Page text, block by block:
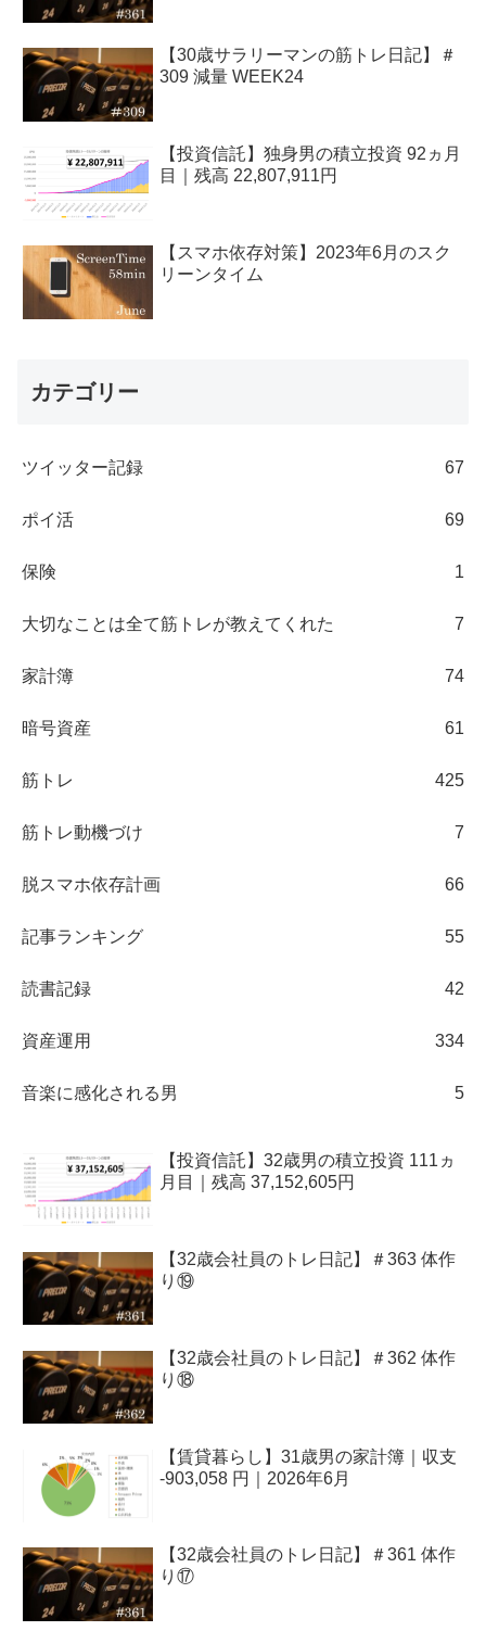
【30歳サラリーマンの筋トレ日記】＃
309 減量 WEEK24
【投資信託】独身男の積立投資 92ヵ月
目｜残高 22,807,911円
【スマホ依存対策】2023年6月のスク
リーンタイム
カテゴリー
ツイッター記録 67
ポイ活 69
保険 1
大切なことは全て筋トレが教えてくれた 7
家計簿 74
暗号資産 61
筋トレ 425
筋トレ動機づけ 7
脱スマホ依存計画 66
記事ランキング 55
読書記録 42
資産運用 334
音楽に感化される男 5
【投資信託】32歳男の積立投資 111ヵ
月目｜残高 37,152,605円
【32歳会社員のトレ日記】＃363 体作
り⑲
【32歳会社員のトレ日記】＃362 体作
り⑱
【賃貸暮らし】31歳男の家計簿｜収支
-903,058 円｜2026年6月
【32歳会社員のトレ日記】＃361 体作
り⑰